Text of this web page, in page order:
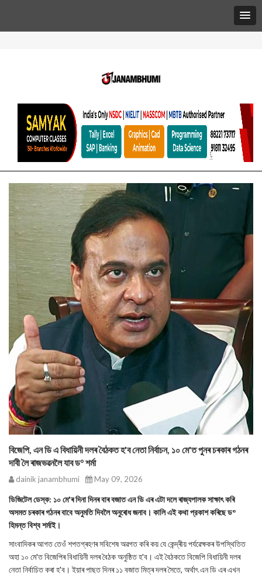
বিজেপি, এন ডি এ বিধায়িনী দলৰ বৈঠকত হ'ব নেতা নির্বাচন, ১০ মে'ত পুনৰ চৰকাৰ গঠনৰ
দাবী লৈ ৰাজভৱনলৈ যাব ড° শর্মা
dainik janambhumi May 09, 2026
ডিজিটেল ডেস্ক: ১০ মে'ৰ দিনা দিনৰ বাৰ বজাত এন ডি এৰ এটা দলে ৰাজ্যপালক সাক্ষাৎ কৰি
অসমত চৰকাৰ গঠনৰ বাবে অনুমতি দিবলৈ অনুৰোধ জনাব। কালি এই কথা প্রকাশ কৰিছে ড°
হিমন্ত বিশ্ব শর্মাই।
সাংবাদিকৰ আগত তেওঁ শপতগ্ৰহণৰ সবিশেষ অৱগত কৰি কয় যে কেন্দ্ৰীয় পৰ্যৱেক্ষকৰ উপস্থিতিত
অহা ১০ মে'ত বিজেপিৰ বিধায়িনী দলৰ বৈঠক অনুষ্ঠিত হ'ব। এই বৈঠকতে বিজেপি বিধায়িনী দলৰ
নেতা নির্বাচিত কৰা হ'ব। ইয়াৰ পাছত দিনৰ ১১ বজাত মিত্ৰ দলৰ সৈতে, অর্থাৎ এন ডি এৰ এখন